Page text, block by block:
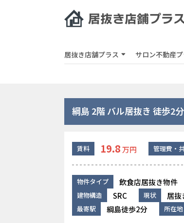
居抜き店舗プラス サロン不動産
綱島 2階 バル居抜き 徒歩2分
賃料 19.8万円 管理費・
物件タイプ 飲食店居抜き物件
建物構造 SRC 現状 居抜
最寄駅 綱島徒歩2分 所在地